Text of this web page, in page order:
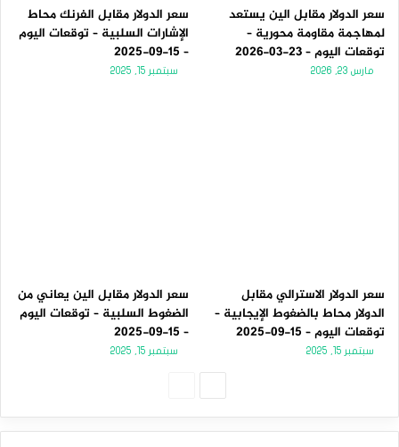
سعر الدولار مقابل الين يستعد
لمهاجمة مقاومة محورية –
توقعات اليوم – 23-03-2026
مارس 23, 2026
سعر الدولار مقابل الفرنك محاط
الإشارات السلبية – توقعات اليوم
– 15-09-2025
سبتمبر 15, 2025
سعر الدولار الاسترالي مقابل
الدولار محاط بالضغوط الإيجابية –
توقعات اليوم – 15-09-2025
سبتمبر 15, 2025
سعر الدولار مقابل الين يعاني من
الضغوط السلبية – توقعات اليوم
– 15-09-2025
سبتمبر 15, 2025